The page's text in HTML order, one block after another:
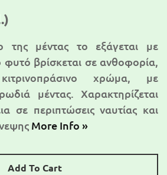
της μέντας το εξάγεται με
βρίσκεται σε ανθοφορία,
χρώμα, με
μέντας. Χαρακτηρίζεται
σε περιπτώσεις ναυτίας και
More Info »
Add To Cart